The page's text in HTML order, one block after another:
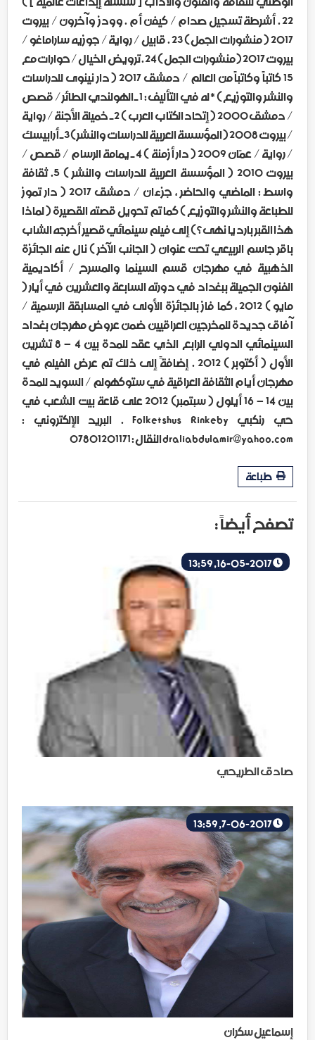
22 . أشرطة تسجيل صدام / كيفن أم . وودز وآخرون / بيروت
2017 ( منشورات الجمل ) 23 . قابيل / رواية / جوزيه ساراماغو /
بيروت 2017 ( منشورات الجمل ) 24 . ترويض الخيال / حوارات مع
15 كاتباً وكاتباً من العالم / دمشق 2017 ( دار نينوى للدراسات
والنشر والتوزيع ) * له في التأليف : 1 ـ الهولندي الطائر / قصص
/ دمشق 2000 ( إتحاد الكتاب العرب ) 2 ـ خميلة الأجنة / رواية
/ بيروت 2008 ( المؤسسة العربية للدراسات والنشر ) 3 ـ أرابيسك
/ رواية / عمّان 2009 ( دار أزمنة ) 4 ـ يمامة الرسام / قصص /
بيروت 2010 ( المؤسسة العربية للدراسات والنشر ) 5. ثقافة
واسط : الماضي والحاضر ، جزءان / دمشق 2017 ( دار تموز
للطباعة والنشر والتوزيع ) كما تم تحويل قصته القصيرة ( لماذا
هذا القبر بارد يا نهى ؟ ) إلى فيلم سينمائي قصير أخرجه الشاب
باقر جاسم الربيعي تحت عنوان ( الجانب الآخر ) نال عنه الجائزة
الذهبية في مهرجان قسم السينما والمسرح / أكاديمية
الفنون الجميلة ببغداد في دورته السابعة والعشرين في أيار (
مايو ) 2012 ، كما فاز بالجائزة الأولى في المسابقة الرسمية /
آفاق جديدة للمخرجين العراقيين ضمن عروض مهرجان بغداد
السينمائي الدولي الرابع الذي عقد للمدة بين 4 – 8 تشرين
الأول ( أكتوبر ) 2012 . إضافةً إلى ذلك تم عرض الفيلم في
مهرجان أيام الثقافة العراقية في ستوكهولم / السويد للمدة
بين 14 – 16 أيلول ( سبتمبر) 2012 على قاعة بيت الشعب في
حي رنكبي Folketshus Rinkeby . البريد الإلكتروني :
draliabdulamir@yahoo.com النقال : 07801201171
طباعة
تصفح أيضاً :
صادق الطريحي
إسماعيل سكران